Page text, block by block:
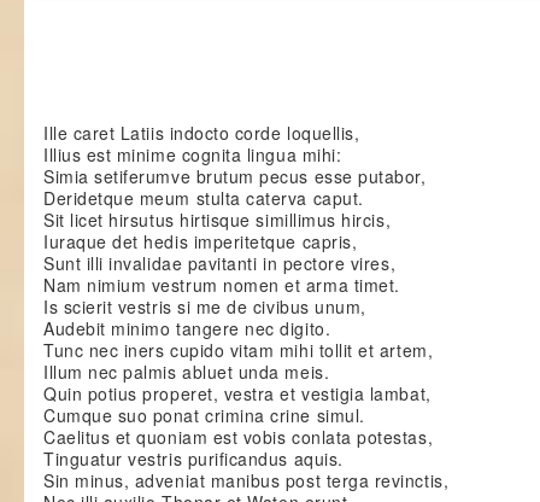
Ille caret Latiis indocto corde loquellis,
Illius est minime cognita lingua mihi:
Simia setiferumve brutum pecus esse putabor,
Deridetque meum stulta caterva caput.
Sit licet hirsutus hirtisque simillimus hircis,
Iuraque det hedis imperitetque capris,
Sunt illi invalidae pavitanti in pectore vires,
Nam nimium vestrum nomen et arma timet.
Is scierit vestris si me de civibus unum,
Audebit minimo tangere nec digito.
Tunc nec iners cupido vitam mihi tollit et artem,
Illum nec palmis abluet unda meis.
Quin potius properet, vestra et vestigia lambat,
Cumque suo ponat crimina crine simul.
Caelitus et quoniam est vobis conlata potestas,
Tinguatur vestris purificandus aquis.
Sin minus, adveniat manibus post terga revinctis,